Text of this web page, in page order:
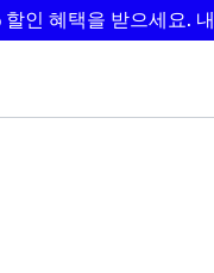
인 혜택을 받으세요.